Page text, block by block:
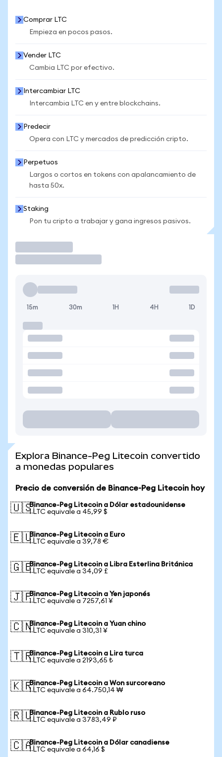
Comprar LTC
Empieza en pocos pasos.
Vender LTC
Cambia LTC por efectivo.
Intercambiar LTC
Intercambia LTC en y entre blockchains.
Predecir
Opera con LTC y mercados de predicción cripto.
Perpetuos
Largos o cortos en tokens con apalancamiento de
hasta 50x.
Staking
Pon tu cripto a trabajar y gana ingresos pasivos.
15m 30m 1H 4H 1D
Explora Binance-Peg Litecoin convertido
a monedas populares
Precio de conversión de Binance-Peg Litecoin hoy
🇺🇸Binance-Peg Litecoin a Dólar estadounidense
1 LTC equivale a 45,99 $
🇪🇺Binance-Peg Litecoin a Euro
1 LTC equivale a 39,78 €
🇬🇧Binance-Peg Litecoin a Libra Esterlina Británica
1 LTC equivale a 34,09 £
🇯🇵Binance-Peg Litecoin a Yen japonés
1 LTC equivale a 7257,61 ¥
🇨🇳Binance-Peg Litecoin a Yuan chino
1 LTC equivale a 310,31 ¥
🇹🇷Binance-Peg Litecoin a Lira turca
1 LTC equivale a 2193,65 ₺
🇰🇷Binance-Peg Litecoin a Won surcoreano
1 LTC equivale a 64.750,14 ₩
🇷🇺Binance-Peg Litecoin a Rublo ruso
1 LTC equivale a 3783,49 ₽
🇨🇦Binance-Peg Litecoin a Dólar canadiense
1 LTC equivale a 64,16 $